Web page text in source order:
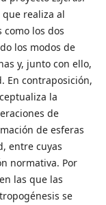
realiza al
los dos
los modos de
y, junto con ello,
En contraposición,
la
de
de esferas
entre cuyas
normativa. Por
las que las
se